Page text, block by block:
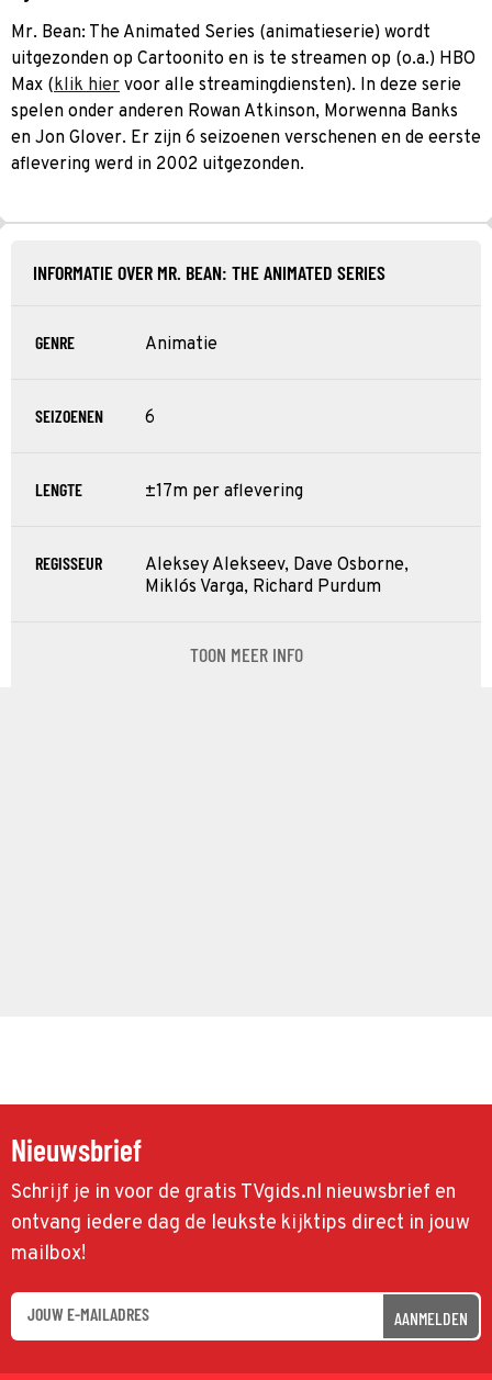
Mr. Bean: The Animated Series (animatieserie) wordt
uitgezonden op Cartoonito en is te streamen op (o.a.) HBO
Max (klik hier voor alle streamingdiensten). In deze serie
spelen onder anderen Rowan Atkinson, Morwenna Banks
en Jon Glover. Er zijn 6 seizoenen verschenen en de eerste
aflevering werd in 2002 uitgezonden.
INFORMATIE OVER MR. BEAN: THE ANIMATED SERIES
GENRE Animatie
SEIZOENEN 6
LENGTE ±17m per aflevering
REGISSEUR
Aleksey Alekseev, Dave Osborne,
Miklós Varga, Richard Purdum
TOON MEER INFO
Nieuwsbrief
Schrijf je in voor de gratis TVgids.nl nieuwsbrief en
ontvang iedere dag de leukste kijktips direct in jouw
mailbox!
AANMELDEN